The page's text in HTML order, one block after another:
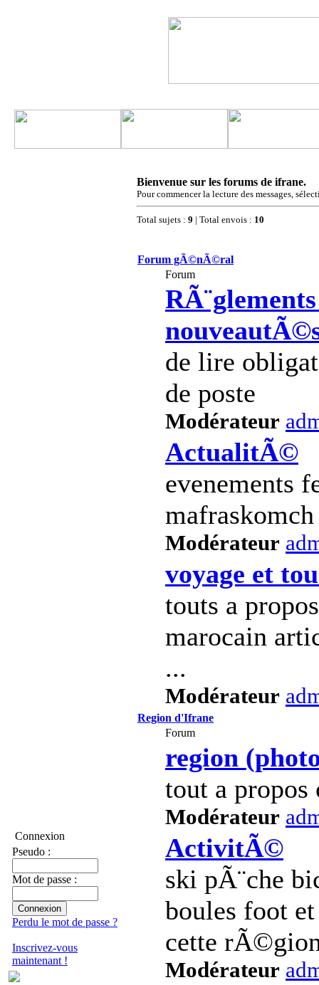
Connexion
Pseudo :
Mot de passe :
Perdu le mot de passe ?
Inscrivez-vous
maintenant !
Bienvenue sur les forums de ifrane.
Pour commencer la lecture des messages,
Total sujets : 9 | Total envois : 10
Forum gÃ©nÃ©ral
Forum
de lire
de poste
Modérateur
ActualitÃ©
evenements
Modérateur
voyage et
touts a
marocain
...
Modérateur
Region d'Ifrane
Forum
region
tout a
Modérateur
ActivitÃ©
ski pÃ¨che
boules foot
cette
Modérateur